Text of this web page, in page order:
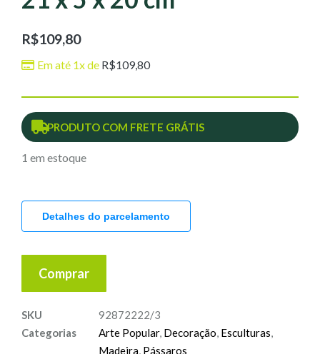
R$109,80
Em até 1x de R$109,80
PRODUTO COM FRETE GRÁTIS
1 em estoque
Detalhes do parcelamento
Comprar
SKU
92872222/3
Categorias
Arte Popular, Decoração Esculturas
Madeira Pássaros